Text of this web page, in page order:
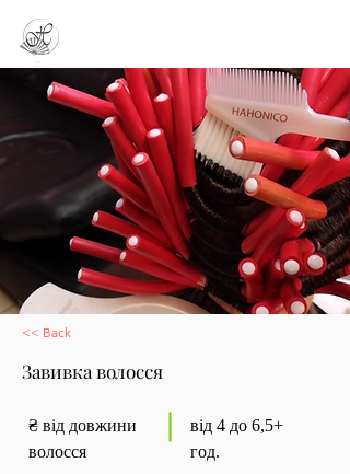
<< Back
Завивка волосся
₴ від довжини
волосся
від 4 до 6,5+
год.